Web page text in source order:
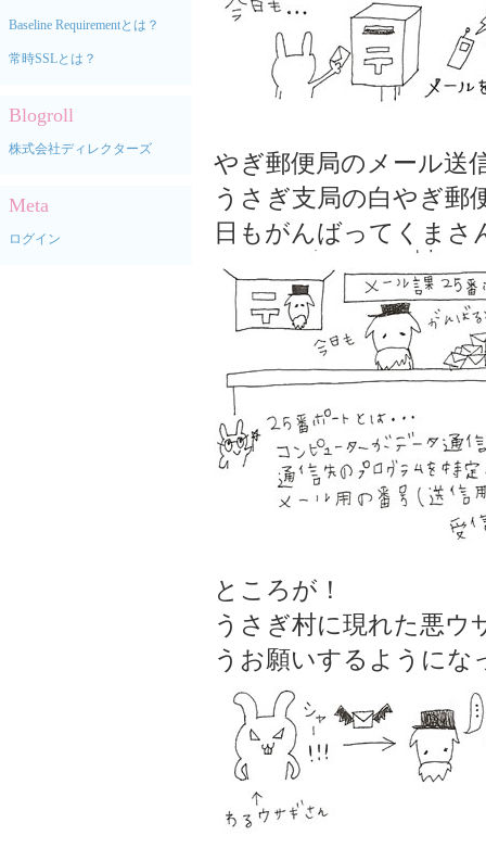
Baseline Requirementとは？
常時SSLとは？
Blogroll
株式会社ディレクターズ
Meta
ログイン
やぎ郵便局のメール送
うさぎ支局の白やぎ郵
日もがんばってくまさ
ところが！
うさぎ村に現れた悪ウ
うお願いするようにな